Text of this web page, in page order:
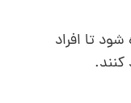
تا افراد